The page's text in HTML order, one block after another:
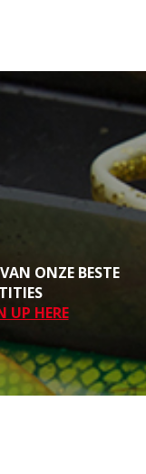
ONZE BESTE
UP HERE